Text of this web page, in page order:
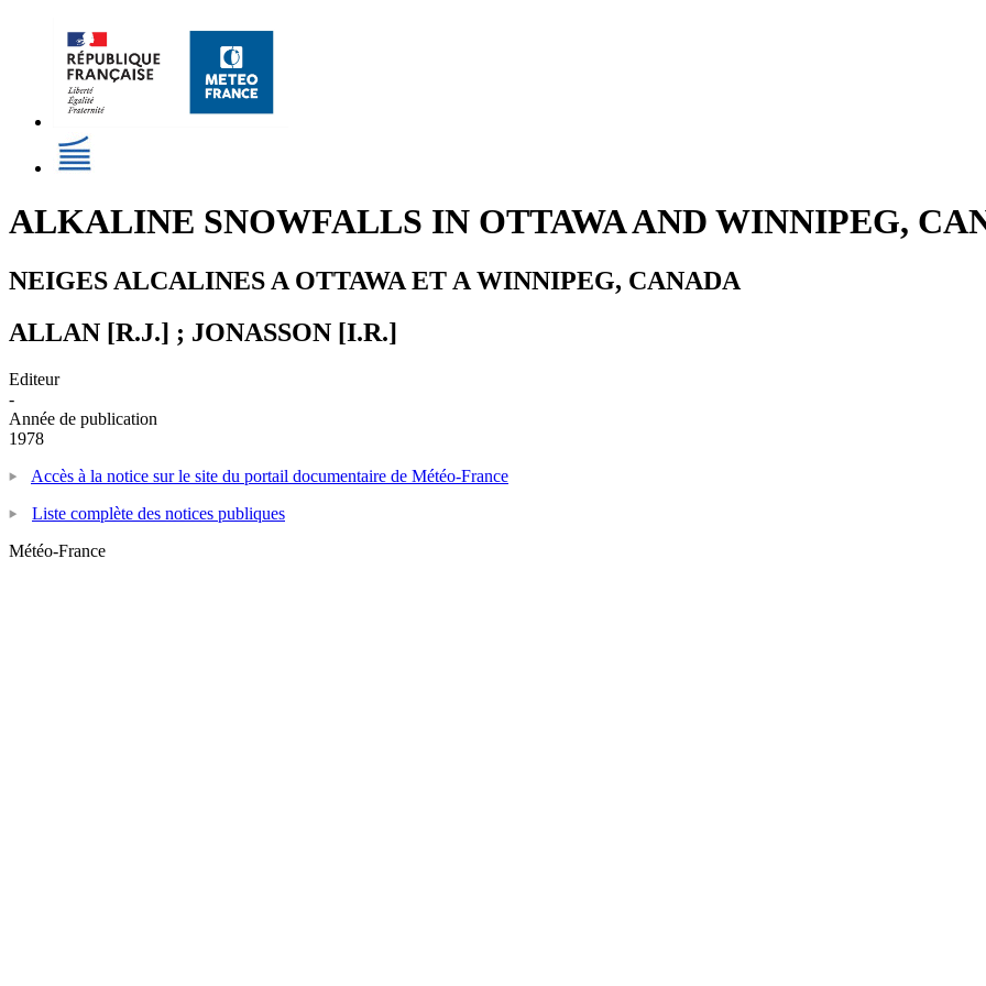
ALKALINE SNOWFALLS IN OTTAWA AND WINNIPEG,
NEIGES ALCALINES A OTTAWA ET A WINNIPEG, CANADA
ALLAN [R.J.] ; JONASSON [I.R.]
Editeur
-
Année de publication
1978
Accès à la notice sur le site du portail documentaire de Météo-France
Liste complète des notices publiques
Météo-France